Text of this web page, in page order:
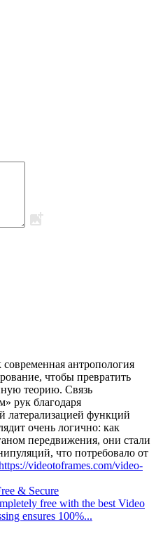
антропология
чтобы превратить
теорию. Связь
рук благодаря
функций
очень логично: как
передвижения, они стали
что потребовало от
videotoframes.com/video-
& Secure
free with the best Video
ensures 100%...